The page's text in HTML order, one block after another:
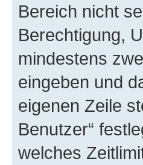
Bereich nicht
Berechtigung,
mindestens
eingeben und
eigenen Zeile
Benutzer“
welches